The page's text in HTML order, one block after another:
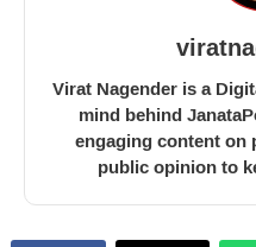
Virat Nagender is a
mind behind
engaging content on
public opinion to